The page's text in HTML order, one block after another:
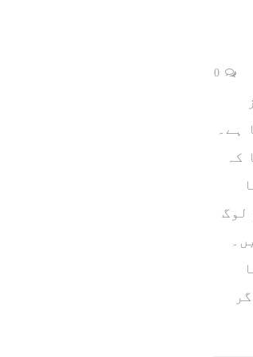
ہے۔
کہ
لوگ